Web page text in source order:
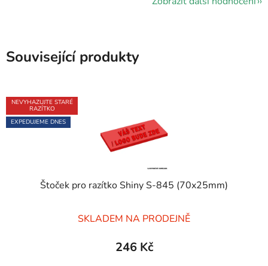
Související produkty
NEVYHAZUJTE STARÉ
RAZÍTKO
EXPEDUJEME DNES
Štoček pro razítko Shiny S-845 (70x25mm)
hodnocení
produktu
SKLADEM NA PRODEJNĚ
246 Kč